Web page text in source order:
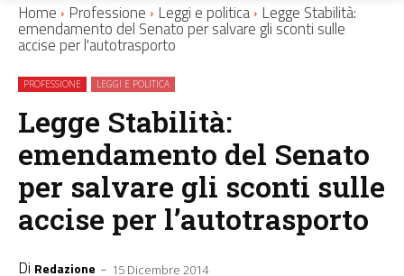
Home Professione Leggi e politica Legge Stabilità:
emendamento del Senato per salvare gli sconti sulle
accise per l'autotrasporto
PROFESSIONE LEGGI E POLITICA
Legge Stabilità:
emendamento del Senato
per salvare gli sconti sulle
accise per l’autotrasporto
Di Redazione - 15 Dicembre 2014